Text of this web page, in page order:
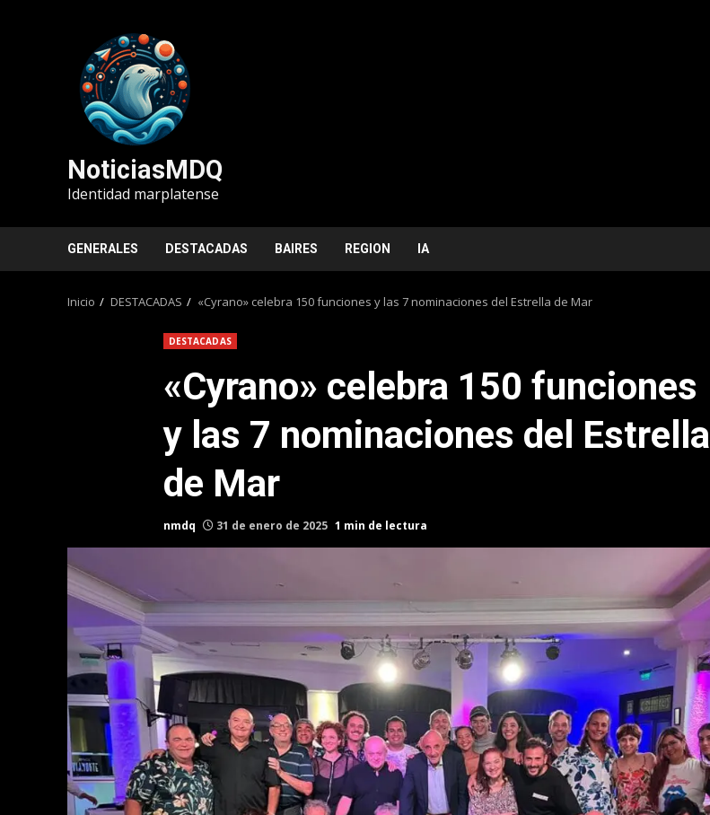
NoticiasMDQ
Identidad marplatense
GENERALES DESTACADAS BAIRES REGION IA
Inicio DESTACADAS «Cyrano» celebra 150 funciones y las 7 nominaciones del Estrella de Mar
DESTACADAS
«Cyrano» celebra 150 funciones
y las 7 nominaciones del Estrella
de Mar
nmdq 31 de enero de 2025 1 min de lectura